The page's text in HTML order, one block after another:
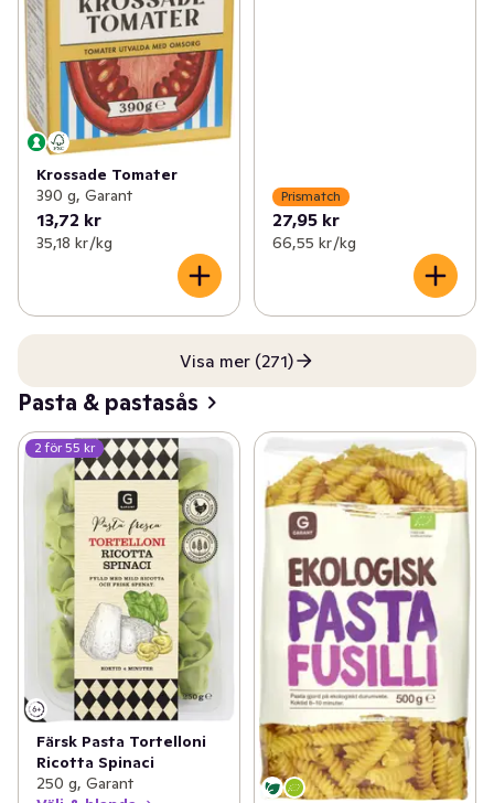
Krossade Tomater
390 g, Garant
13,72 kr
35,18 kr /kg
Prismatch
27,95 kr
66,55 kr /kg
Visa mer (271)
Pasta & pastasås
2 för 55 kr
Färsk Pasta Tortelloni
Ricotta Spinaci
250 g, Garant